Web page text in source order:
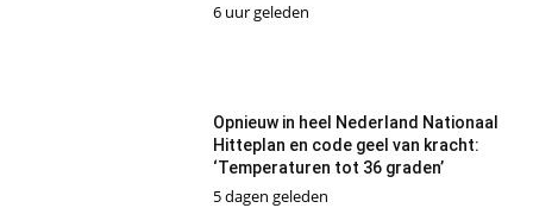
6 uur geleden
Opnieuw in heel Nederland Nationaal
Hitteplan en code geel van kracht:
‘Temperaturen tot 36 graden’
5 dagen geleden